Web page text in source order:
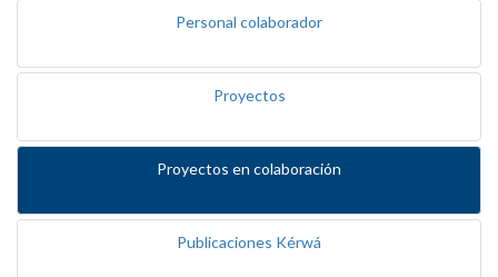
Personal colaborador
Proyectos
Proyectos en colaboración
Publicaciones Kérwá